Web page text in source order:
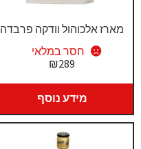
מארז אלכוהול וודקה פרבדה
חסר במלאי
₪289
מידע נוסף